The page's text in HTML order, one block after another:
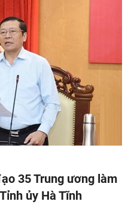
35 Trung ương làm
ủy Hà Tĩnh